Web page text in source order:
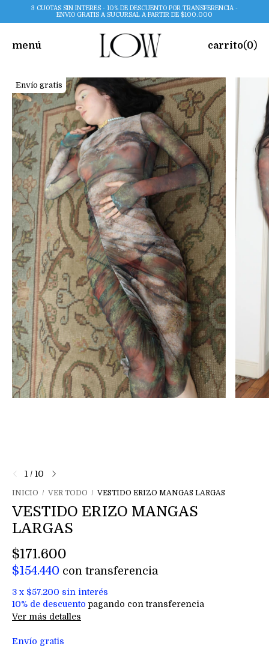
3 CUOTAS SIN INTERES - 10% DE DESCUENTO POR TRANSFERENCIA -
ENVIO GRATIS A SUCURSAL A PARTIR DE $100.000
menú carrito(0)
Envío gratis
1 / 10
INICIO / VER TODO / VESTIDO ERIZO MANGAS LARGAS
VESTIDO ERIZO MANGAS
LARGAS
$171.600
$154.440 con transferencia
3 x $57.200 sin interés
10% de descuento pagando con transferencia
Ver más detalles
Envío gratis